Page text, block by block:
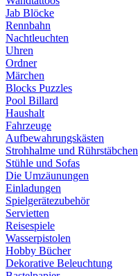
Jab Blöcke
Rennbahn
Nachtleuchten
Uhren
Ordner
Märchen
Blocks Puzzles
Pool Billard
Haushalt
Fahrzeuge
Aufbewahrungskästen
Strohhalme und Rührstäbchen
Stühle und Sofas
Die Umzäunungen
Einladungen
Spielgerätezubehör
Servietten
Reisespiele
Wasserpistolen
Hobby Bücher
Dekorative Beleuchtung